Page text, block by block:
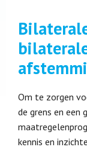
Om te zorgen
de grens en een
kennis en